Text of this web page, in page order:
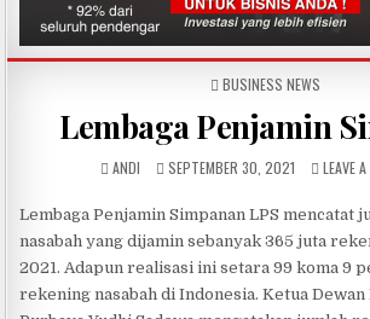
POSTED IN
BUSINESS NEWS
Lembaga Penjamin
AUTHOR:
ANDI PUBLISHED DATE:
SEPTEMBER 30, 2021 LEAVE
Lembaga Penjamin Simpanan LPS mencatat
nasabah yang dijamin sebanyak 365 juta
2021. Adapun realisasi ini setara 99 koma 9
rekening nasabah di Indonesia. Ketua